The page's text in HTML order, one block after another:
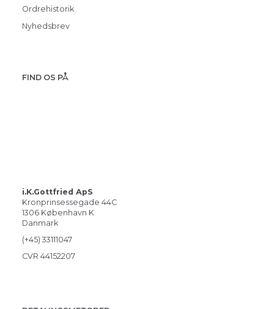
Ordrehistorik
Nyhedsbrev
FIND OS PÅ
i.K.Gottfried ApS
Kronprinsessegade 44C
1306 København K
Danmark
(+45) 33111047
CVR 44152207